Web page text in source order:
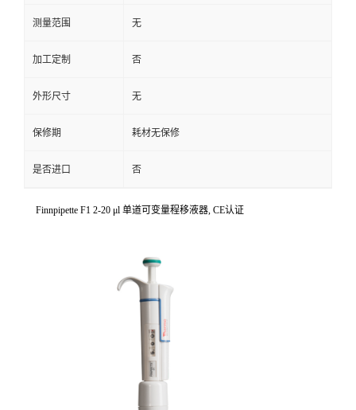
测量范围 无
加工定制 否
外形尺寸 无
保修期 耗材无保修
是否进口 否
Finnpipette F1 2-20 μl 单道可变量程移液器, CE认证